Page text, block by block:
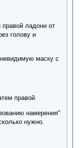
ладони от
голову и
маску с
правой.
намерения"
нужно.